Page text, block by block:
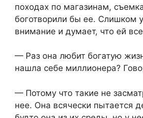
походах по магазинам,
боготворили бы ее. Слишком
внимание и думает, что ей
— Раз она любит богатую
нашла себе миллионера?
— Потому что такие не
нее. Она всячески пытается